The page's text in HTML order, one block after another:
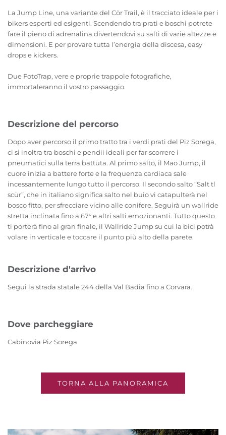
La Jump Line, una variante del Cör Trail, è il tracciato ideale per i
bikers esperti ed esigenti. Scendendo tra prati e boschi potrete
fare il pieno di adrenalina divertendovi su salti di varie altezze e
dimensioni. E per provare tutta l’energia della discesa, easy
drops e kickers.
Due FotoTrap, vere e proprie trappole fotografiche,
immortaleranno il vostro passaggio.
Descrizione del percorso
Dopo aver percorso il primo tratto tra i verdi prati del Piz Sorega,
ci si inoltra tra boschi e pendii ideali per far scorrere i
pneumatici sulla terra battuta. Al primo salto, il Mao Jump, il
cuore inizia a battere forte e la frequenza cardiaca sale
incessantemente lungo tutto il percorso. Il secondo salto “Salt tl
scür”, che in italiano significa salto nel buio vi catapulterà nel
bosco fitto, per sfrecciare vicino alle conifere. Seguirà un wallride
stretta inclinata fino a 67° e altri salti emozionanti. Tutto questo
ti porterà fino al gran finale, il Wallride Jump su cui la bici potrà
volare in verticale e toccare il punto più alto della parete.
Descrizione d'arrivo
Segui la strada statale 244 della Val Badia fino a Corvara.
Dove parcheggiare
Cabinovia Piz Sorega
TORNA ALLA PANORAMICA